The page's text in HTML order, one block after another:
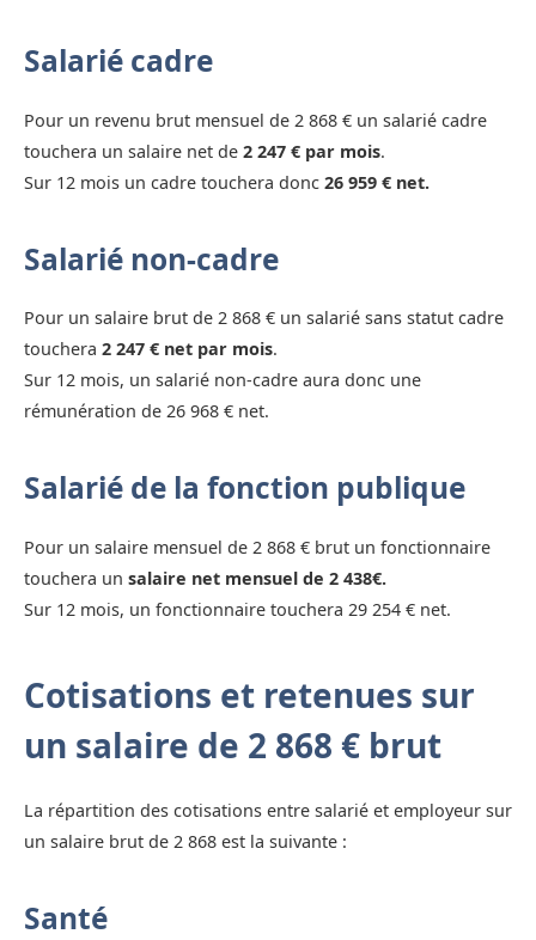
Salarié cadre
Pour un revenu brut mensuel de 2 868 € un salarié cadre
touchera un salaire net de 2 247 € par mois.
Sur 12 mois un cadre touchera donc 26 959 € net.
Salarié non-cadre
Pour un salaire brut de 2 868 € un salarié sans statut cadre
touchera 2 247 € net par mois.
Sur 12 mois, un salarié non-cadre aura donc une
rémunération de 26 968 € net.
Salarié de la fonction publique
Pour un salaire mensuel de 2 868 € brut un fonctionnaire
touchera un salaire net mensuel de 2 438€.
Sur 12 mois, un fonctionnaire touchera 29 254 € net.
Cotisations et retenues sur
un salaire de 2 868 € brut
La répartition des cotisations entre salarié et employeur sur
un salaire brut de 2 868 est la suivante :
Santé